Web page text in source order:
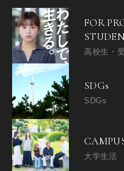
FOR
高校生・
SDGs
SDGs
大学生活